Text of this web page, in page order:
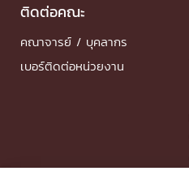
ติดต่อคณะ
คณาจารย์ / บุคลากร
เบอร์ติดต่อหน่วยงาน